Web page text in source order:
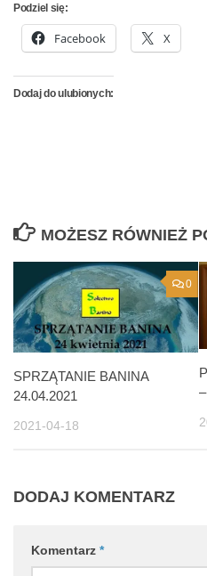
Podziel się:
Facebook X
Dodaj do ulubionych:
MOŻESZ RÓWNIEŻ
0
SPRZĄTANIE BANINA
24.04.2021
2021-04-18
DODAJ KOMENTARZ
Komentarz *